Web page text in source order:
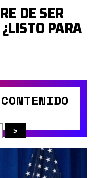
>
DE SER
PARA